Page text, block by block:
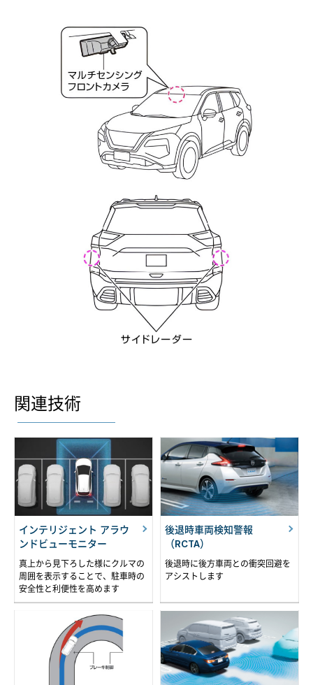
関連技術
インテリジェント アラウ
ンドビューモニター
真上から見下ろした様にクルマの
周囲を表示することで、駐車時の
安全性と利便性を高めます
後退時車両検知警報
（RCTA）
後退時に後方車両との衝突回避を
アシストします